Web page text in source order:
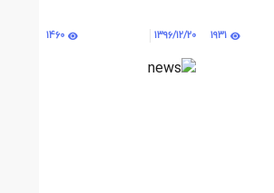
1931
1396/12/20
1460